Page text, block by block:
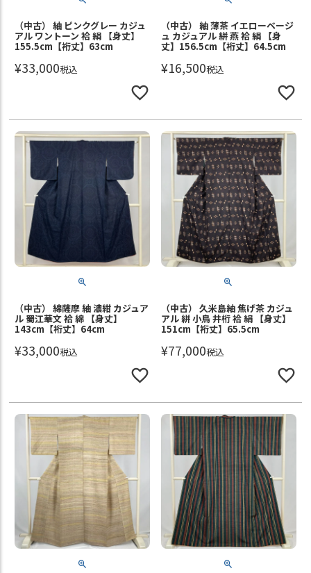
（中古） 紬 ピンクグレー カジュ
アル ワントーン 袷 絹 【身丈】
155.5cm【裄丈】63cm
¥33,000税込
（中古） 紬 薄茶 イエローベージ
ュ カジュアル 絣 燕 袷 絹 【身
丈】156.5cm【裄丈】64.5cm
¥16,500税込
（中古） 綿薩摩 紬 濃紺 カジュア
ル 蜀江華文 袷 綿 【身丈】
143cm【裄丈】64cm
¥33,000税込
（中古） 久米島紬 焦げ茶 カジュ
アル 絣 小鳥 井桁 袷 絹 【身丈】
151cm【裄丈】65.5cm
¥77,000税込